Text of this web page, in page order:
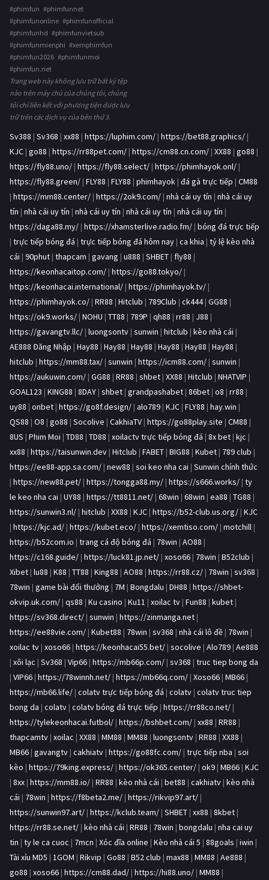
#phimfun #phimfunnet
#phimfunonline #phimfunofficial
#phimfunhd #phimfunvietsub
#phimfunmienphi #xemphimfun
#phimfun2026 #phimfunmoi
#phimfun.net
Trang web này không lưu trữ bất kỳ tệp
nào trên máy chủ của chúng tôi, chúng
tôi chỉ liên kết với phương tiện được lưu
trữ trên các dịch vụ của bên thứ 3.
Sv388 | Sv368 | xx88 | https://luphim.com/ | https://bet88.graphics/ |
KJC | go88 | https://rr88pet.com/ | https://cm88.cn.com/ | XX88 | go88 |
https://fly88.uno/ | https://fly88.select/ | https://phimhayok.onl/ |
https://fly88.green/ | FLY88 | FLY88 | phimhayok | đá gà trực tiếp | CM88
| https://mm88.center/ | https://2ok9.com/ | nhà cái uy tín | nhà cái uy
tín | nhà cái uy tín | nhà cái uy tín | nhà cái uy tín | nhà cái uy tín |
https://daga88.my/ | https://xhamsterlive.radio.fm/ | bóng đá trực tiếp
| trực tiếp bóng đá | trực tiếp bóng đá hôm nay | ca khia | tỷ lệ kèo nhà
cái | 90phut | thapcam | gavang | u888 | SHBET | fly88 |
https://keonhacaitop.com/ | https://go88.tokyo/ |
https://keonhacai.international/ | https://phimhayok.tv/ |
https://phimhayok.co/ | RR88 | Hitclub | 789Club | ck444| GG88 |
https://ok9.works/ | NOHU | TT88 | 789P | qh88 | rr88 | J88 |
https://gavangtv.llc/ | luongsontv | sunwin | hitclub | kèo nhà cái |
AE888 Đăng Nhập | Hay88 | Hay88 | Hay88 | Hay88 | Hay88 | Hay88 |
hitclub | https://mm88.tax/ | sunwin | https://icm88.com/ | sunwin |
https://aukuwin.com/ | GG88 | RR88 | shbet | XX88 | Hitclub | NHATVIP |
GOAL123 | KING88 | 8DAY | shbet | grandpashabet | 86bet | o8 | rr88 |
uy88 | onbet | https://go8f.design/ | alo789 | KJC | FLY88 | hay.win |
QS88 | O8 | go88 | Socolive | CakhiaTV | https://go88play.site | CM88 |
8US | Phim Moi | TD88 | TD88 | xoilactv trực tiếp bóng đá | 8x bet | kjc |
xx88 | https://taisunwin.dev | Hitclub | FABET | BIG88 | Kubet | 789 club |
https://ee88-app.sa.com/ | new88 | soi keo nha cai | Sunwin chính thức
| https://new88.pet/ | https://tongga88.my/ | https://s666.works/ | ty
le keo nha cai | UY88 | https://tt8811.net/ | 68win | 68win | ea88 | TG88 |
https://sunwin3.nl/ | hitclub | XX88 | KJC | https://b52-club.us.org/ | KJC
| https://kjc.ad/ | https://kubet.eco/ | https://xemtiso.com/ | motchill |
https://b52com.io | trang cá độ bóng đá | 78win | AO88 |
https://c168.guide/ | https://luck81.jp.net/ | xoso66 | 78win | B52club |
Xibet | lu88 | K88 | TT88 | King88 | AO88 | https://rr88.cz/ | 78win | sv368 |
78win | game bài đổi thưởng | 7M | Bongdalu | DH88 | https://shbet-
okvip.uk.com/ | qs88 | Ku casino | Ku11 | xoilac tv | Fun88 | kubet |
https://sv368.direct/ | sunwin | https://zinmanga.net |
https://ee88vie.com/ | Kubet88 | 78win | sv368 | nhà cái lô đề | 78win |
xoilac tv | xoso66 | https://keonhacai55.bet/ | socolive | Alo789 | Ae888
| xôi lạc | Sv368 | Vip66 | https://mb66p.com/ | sv368 | truc tiep bong da
| VIP66 | https://78winnh.net/ | https://mb66q.com/ | Xoso66 | MB66 |
https://mb66.life/ | colatv trực tiếp bóng đá | colatv | colatv truc tiep
bong da | colatv | colatv bóng đá trực tiếp | https://rr88co.net/ |
https://tylekeonhacai.futbol/ | https://bshbet.com/ | xx88 | RR88 |
thapcamtv | xoilac | XX88 | MM88 | MM88 | luongsontv | RR88 | XX88 |
MB66 | gavangtv | cakhiatv | https://go88fc.com/ | trực tiếp nba | soi
kèo | https://79king.express/ | https://ok365.center/ | ok9 | MB66 | KJC
| 8xx | https://mm88.io/ | RR88 | kèo nhà cái | bet88 | cakhiatv | kèo nhà
cái | 78win | https://f8beta2.me/ | https://rikvip97.art/ |
https://sunwin97.art/ | https://kclub.team/ | SHBET | xx88 | 8kbet |
https://rr88.se.net/ | kèo nhà cái | RR88 | 78win | bongdalu | nha cai uy
tin | ty le ca cuoc | 7mcn | Xóc đĩa online | Kèo nhà cái 5 | 88goals | iwin |
Tài xỉu MD5 | 1GOM | Rikvip | Go88 | B52 club | max88 | MM88 | Ae888 |
go88 | xoso66 | https://cm88.dad/ | https://hi88.uno/ | MM88 |